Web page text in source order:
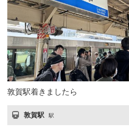
敦賀駅着きましたら
敦賀駅 駅